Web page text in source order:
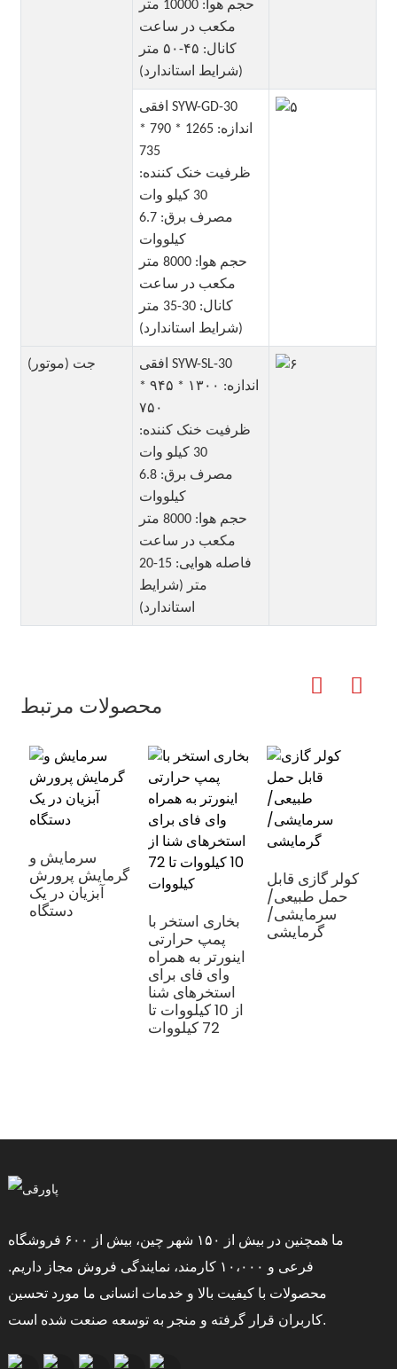
حجم هوا: 10000 متر
مکعب در ساعت
کانال: ۴۵-۵۰ متر
(شرایط استاندارد)
افقی SYW-GD-30
اندازه: 1265 * 790 *
735
ظرفیت خنک کننده:
30 کیلو وات
مصرف برق: 6.7
کیلووات
حجم هوا: 8000 متر
مکعب در ساعت
کانال: 30-35 متر
(شرایط استاندارد)
جت (موتور)
افقی SYW-SL-30
اندازه: ۱۳۰۰ * ۹۴۵ *
۷۵۰
ظرفیت خنک کننده:
30 کیلو وات
مصرف برق: 6.8
کیلووات
حجم هوا: 8000 متر
مکعب در ساعت
فاصله هوایی: 15-20
متر (شرایط
استاندارد)
محصولات مرتبط
سرمایش و
گرمایش پرورش
آبزیان در یک
دستگاه
بخاری استخر با
پمپ حرارتی
اینورتر به همراه
وای فای برای
استخرهای شنا
از 10 کیلووات تا
72 کیلووات
کولر گازی قابل
حمل طبیعی/
سرمایشی/
گرمایشی
ما همچنین در بیش از ۱۵۰ شهر چین، بیش از ۶۰۰ فروشگاه
فرعی و ۱۰،۰۰۰ کارمند، نمایندگی فروش مجاز داریم.
محصولات با کیفیت بالا و خدمات انسانی ما مورد تحسین
کاربران قرار گرفته و منجر به توسعه صنعت شده است.